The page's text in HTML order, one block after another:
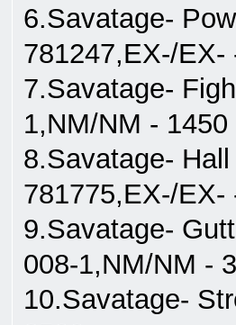
6.Savatage-
781247,EX-/EX-
7.Savatage-
1,NM/NM - 1450
8.Savatage-
781775,EX-/EX-
9.Savatage-
008-1,NM/NM -
10.Savatage-